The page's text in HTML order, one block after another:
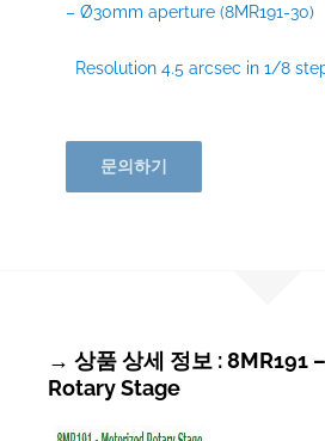
– Ø30mm aperture (8MR191-30)
Resolution 4.5 arcsec in 1/8
문의하기
→ 상품 상세 정보 : 8MR191
Rotary Stage